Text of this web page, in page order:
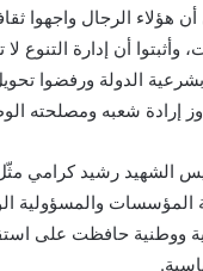
هؤلاء الرجال واجهوا
أن إدارة التنوع لا
الدولة ورفضوا
إرادة شعبه ومصلحته
الشهيد رشيد كرامي
المؤسسات والمسؤولية
ووطنية حافظت على